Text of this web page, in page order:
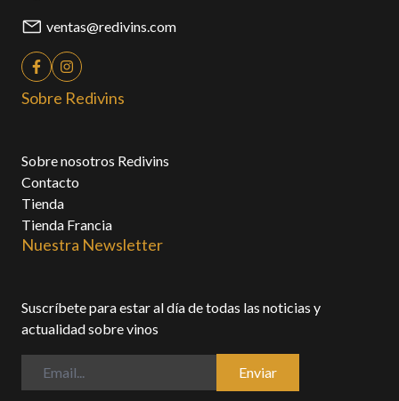
ventas@redivins.com
Sobre Redivins
Sobre nosotros Redivins
Contacto
Tienda
Tienda Francia
Nuestra Newsletter
Suscríbete para estar al día de todas las noticias y
actualidad sobre vinos
Enviar